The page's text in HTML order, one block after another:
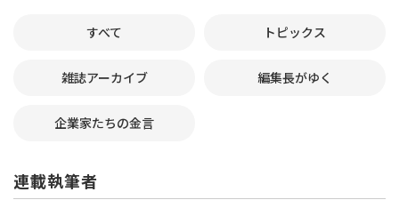
すべて トピックス
雑誌アーカイブ 編集長がゆく
企業家たちの金言
連載執筆者